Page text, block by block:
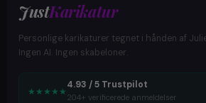
JustKarikatur
Personlige karikaturer tegnet i hånden af
Ingen AI. Ingen skabeloner.
★ ★ ★ ★ ★
4.93 / 5 Trustpilot
204+ verificerede anmeldelser